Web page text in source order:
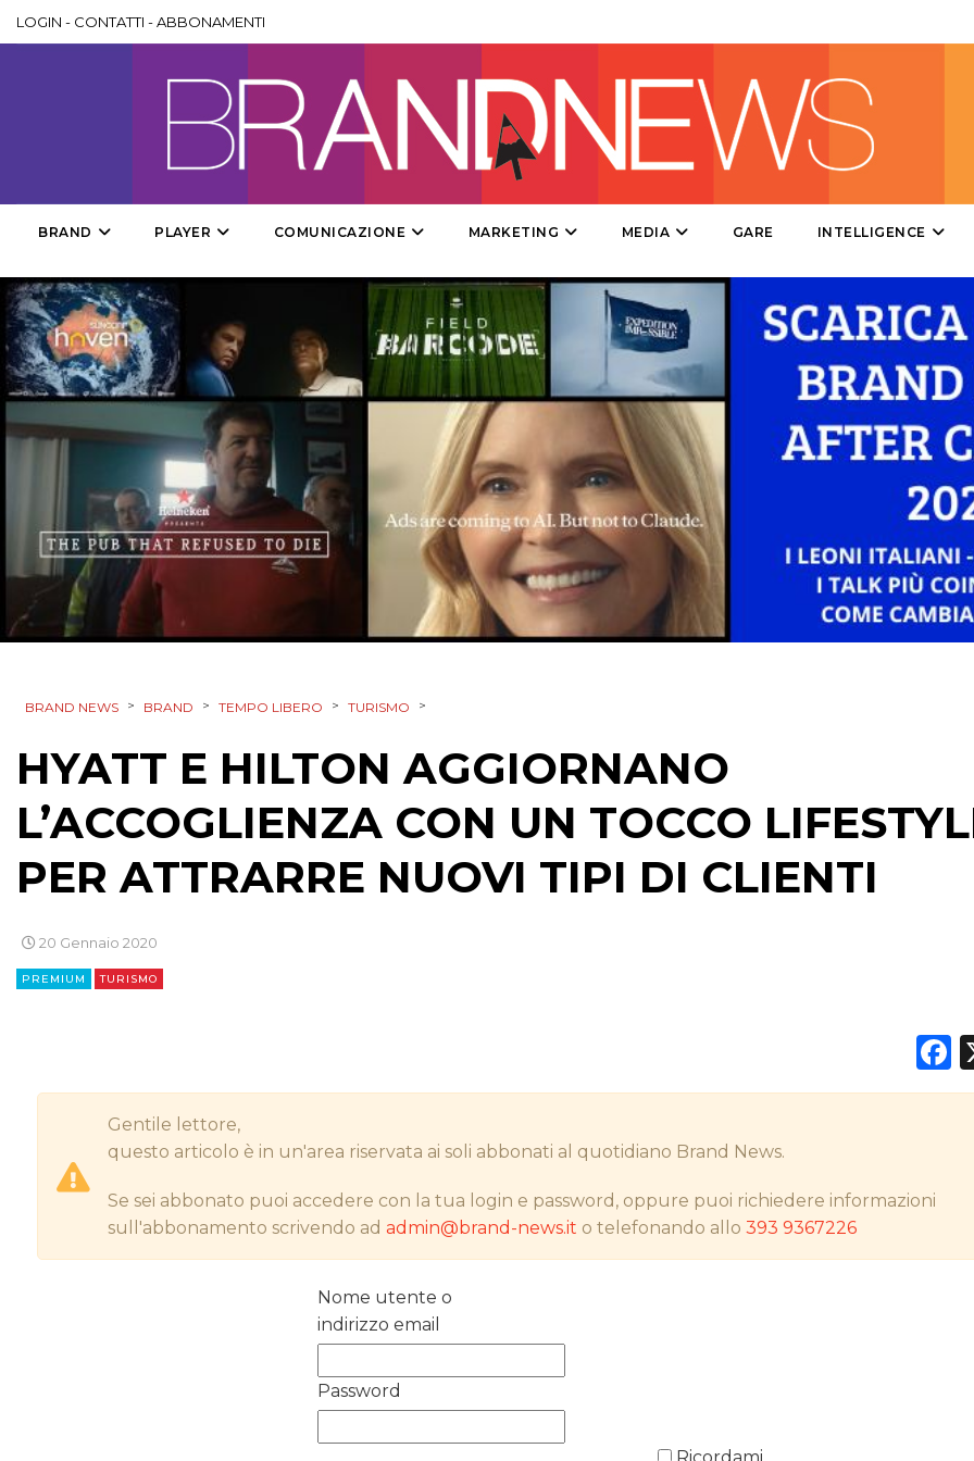
DESIGN
PUNTI VENDITA
CSR
STRATEGIE
CINEMA
NORMATIVE
OPINIONI
LOGIN - CONTATTI -ABBONAMENTI
BRAND PLAYER COMUNICAZIONE MARKETING MEDIA GARE INTELLIGENCE
BRAND NEWS > BRAND > TEMPO LIBERO > TURISMO >
HYATT E HILTON AGGIORNANO
L’ACCOGLIENZA CON UN TOCCO
PER ATTRARRE NUOVI TIPI DI CLIENTI
20 Gennaio 2020
PREMIUM TURISMO
Gentile lettore,
questo articolo è in un'area riservata ai soli abbonati al quotidiano Brand News.
Se sei abbonato puoi accedere con la tua login e password, oppure puoi richiedere informazioni
sull'abbonamento scrivendo adadmin@brand-news.it o telefonando allo393 9367226
Nome utente o
indirizzo email
Password